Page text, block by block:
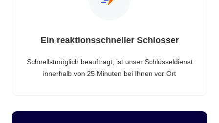
Ein reaktionsschneller Schlosser
Schnellstmöglich beauftragt, ist unser Schlüsseldienst
innerhalb von 25 Minuten bei Ihnen vor Ort